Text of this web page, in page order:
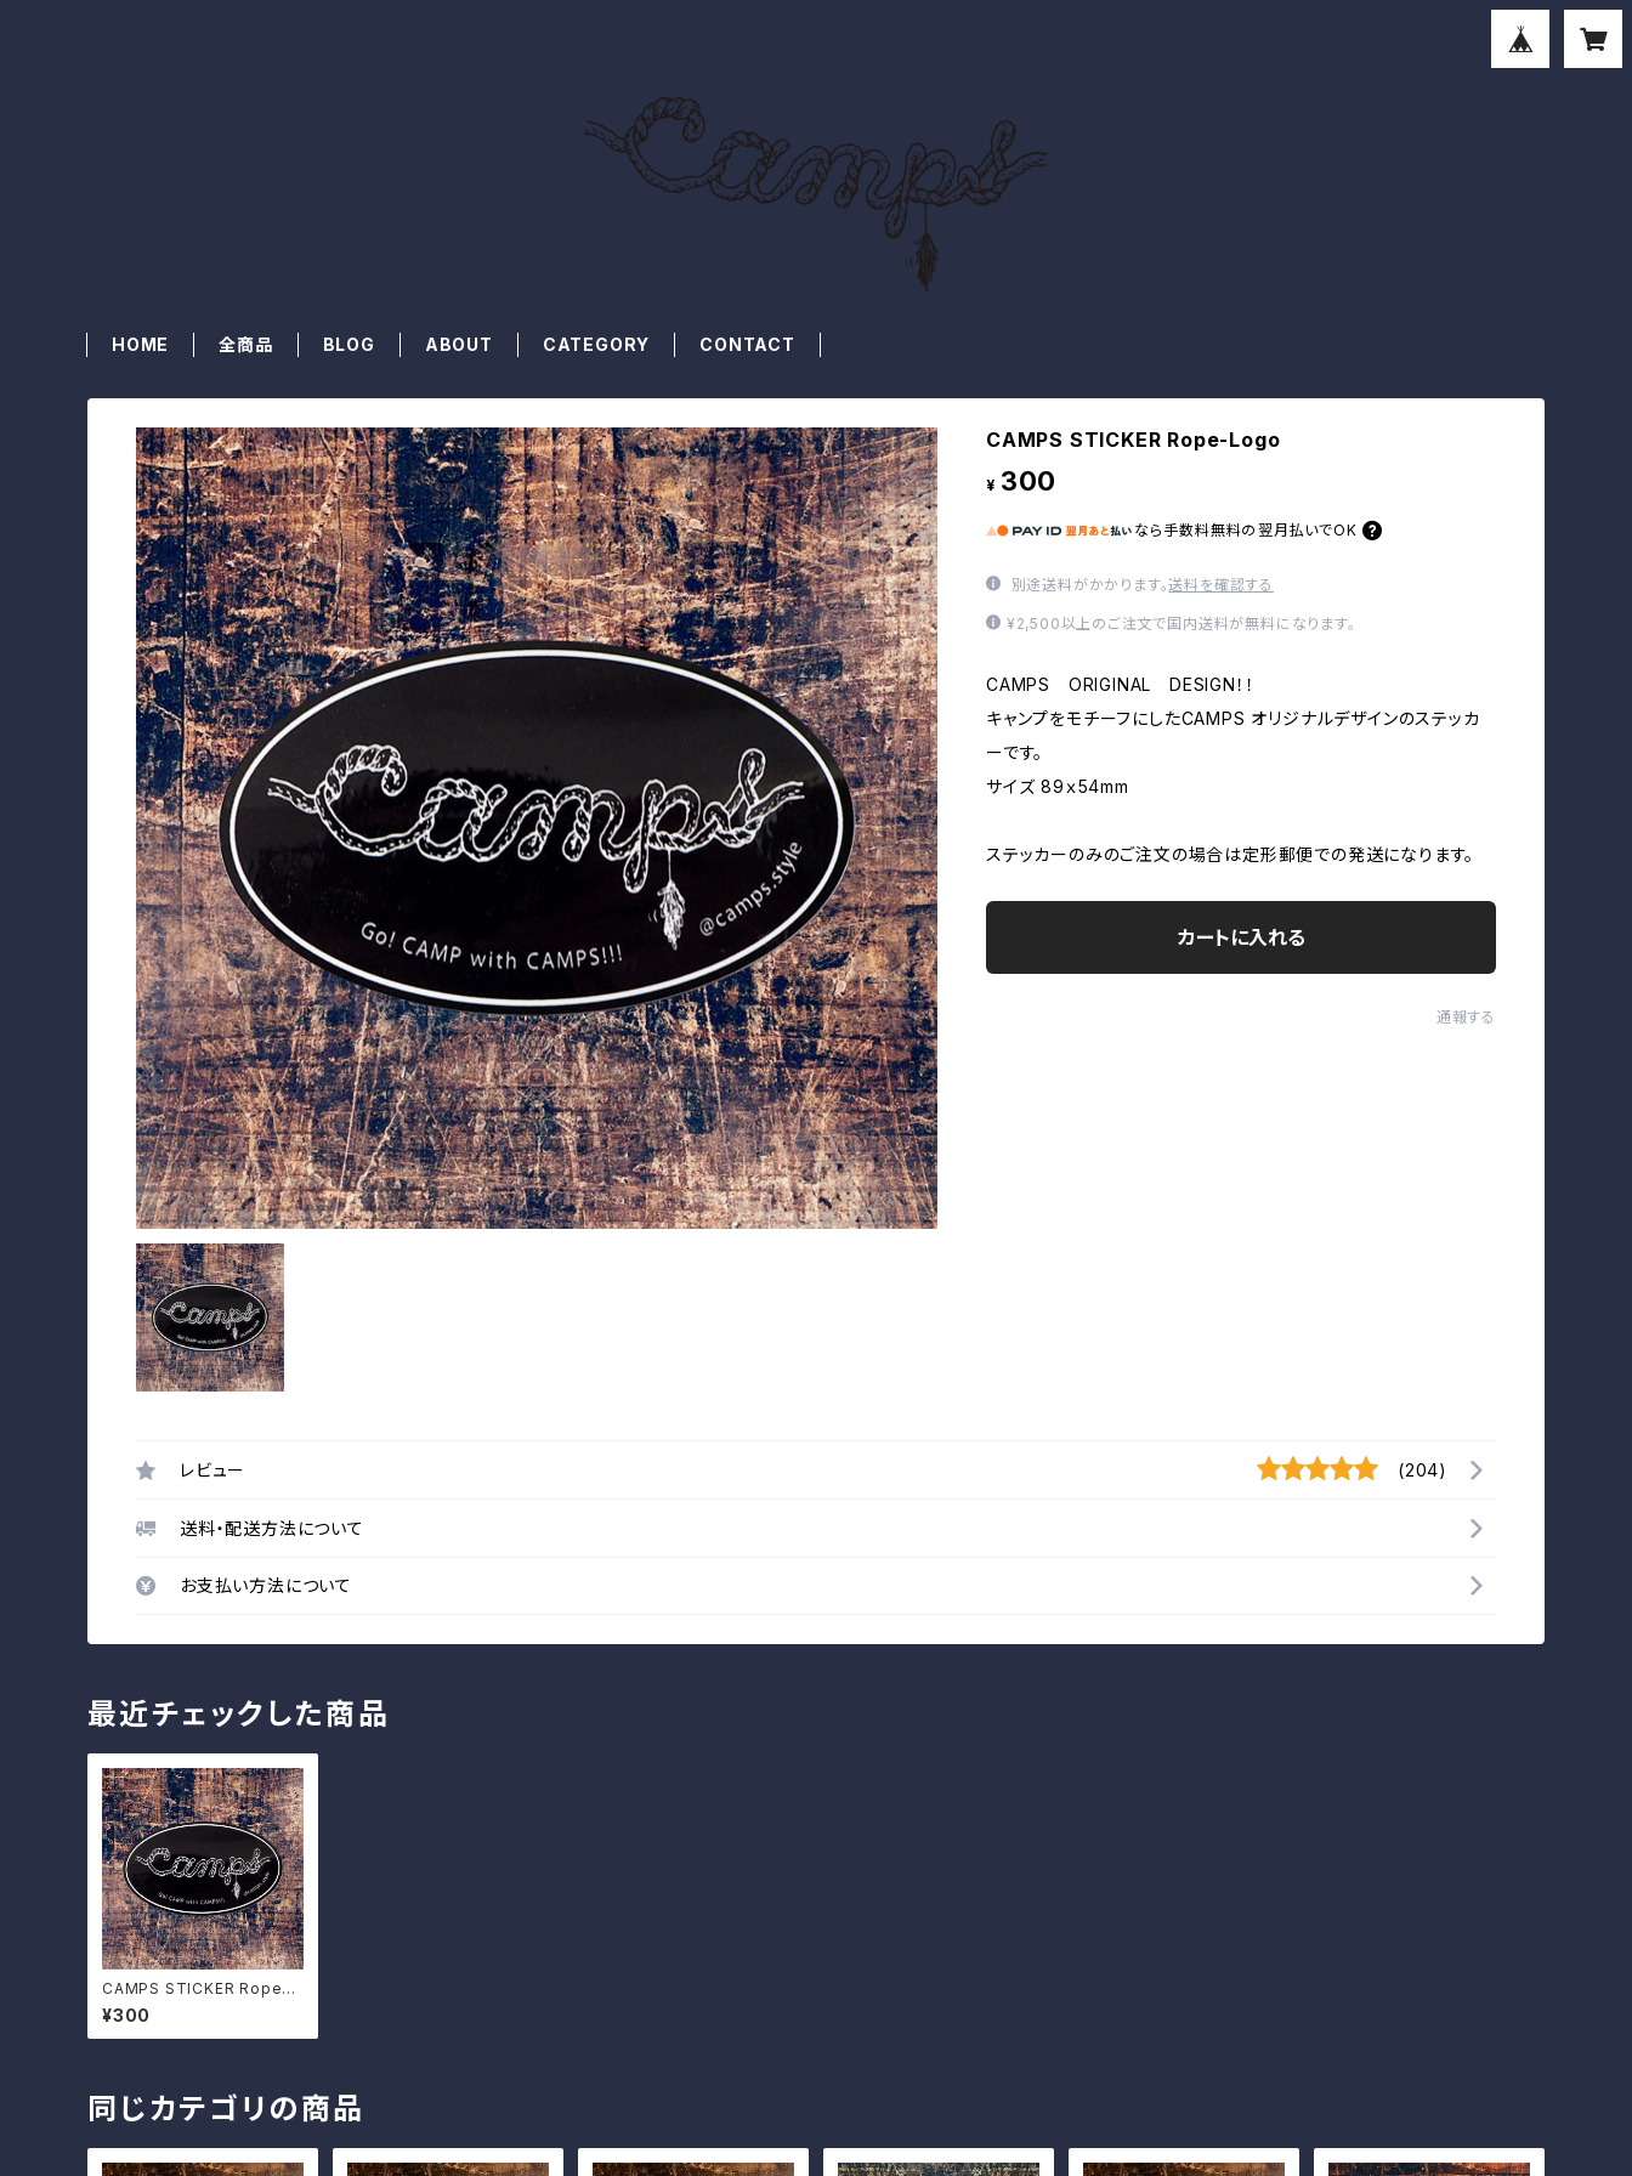
HOME 全商品 BLOG ABOUT CATEGORY CONTACT
CAMPS STICKER Rope-Logo
¥ 300
なら 手数料無料の 翌月払いでOK
別途送料がかかります。送料を確認する
¥2,500以上のご注文で国内送料が無料になります。
CAMPS ORIGINAL DESIGN！！
キャンプをモチーフにしたCAMPS オリジナルデザインのステッカ
ーです。
サイズ 89ｘ54mm
ステッカーのみのご注文の場合は定形郵便での発送になります。
カートに入れる
通報する
レビュー (204)
送料・配送方法について
お支払い方法について
最近チェックした商品
CAMPS STICKER Rope-L
ogo
¥300
同じカテゴリの商品